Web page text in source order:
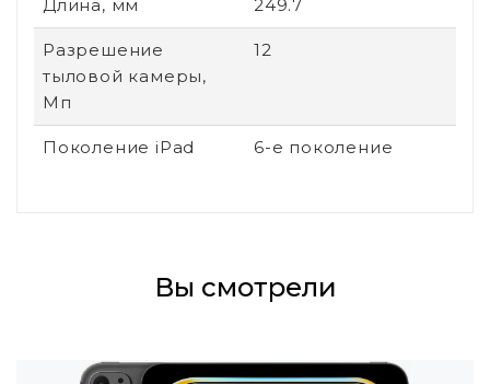
Длина, мм 249.7
Разрешение
тыловой камеры,
Мп
12
Поколение iPad 6-е поколение
Вы смотрели